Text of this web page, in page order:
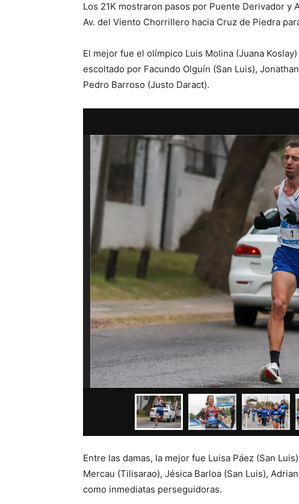
Los 21K mostraron pasos por Puente Derivador y
Av. del Viento Chorrillero hacia Cruz de Piedra
El mejor fue el olímpico Luis Molina (Juana
escoltado por Facundo Olguín (San Luis),
Pedro Barroso (Justo Daract).
Entre las damas, la mejor fue Luisa Páez (San
Mercau (Tilisarao), Jésica Barloa (San Luis),
como inmediatas perseguidoras.